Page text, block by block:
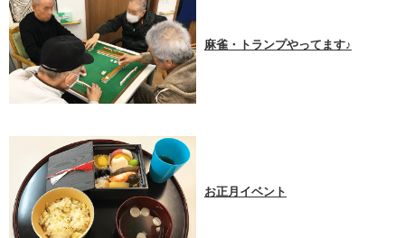
麻雀・トランプやってます♪
お正月イベント